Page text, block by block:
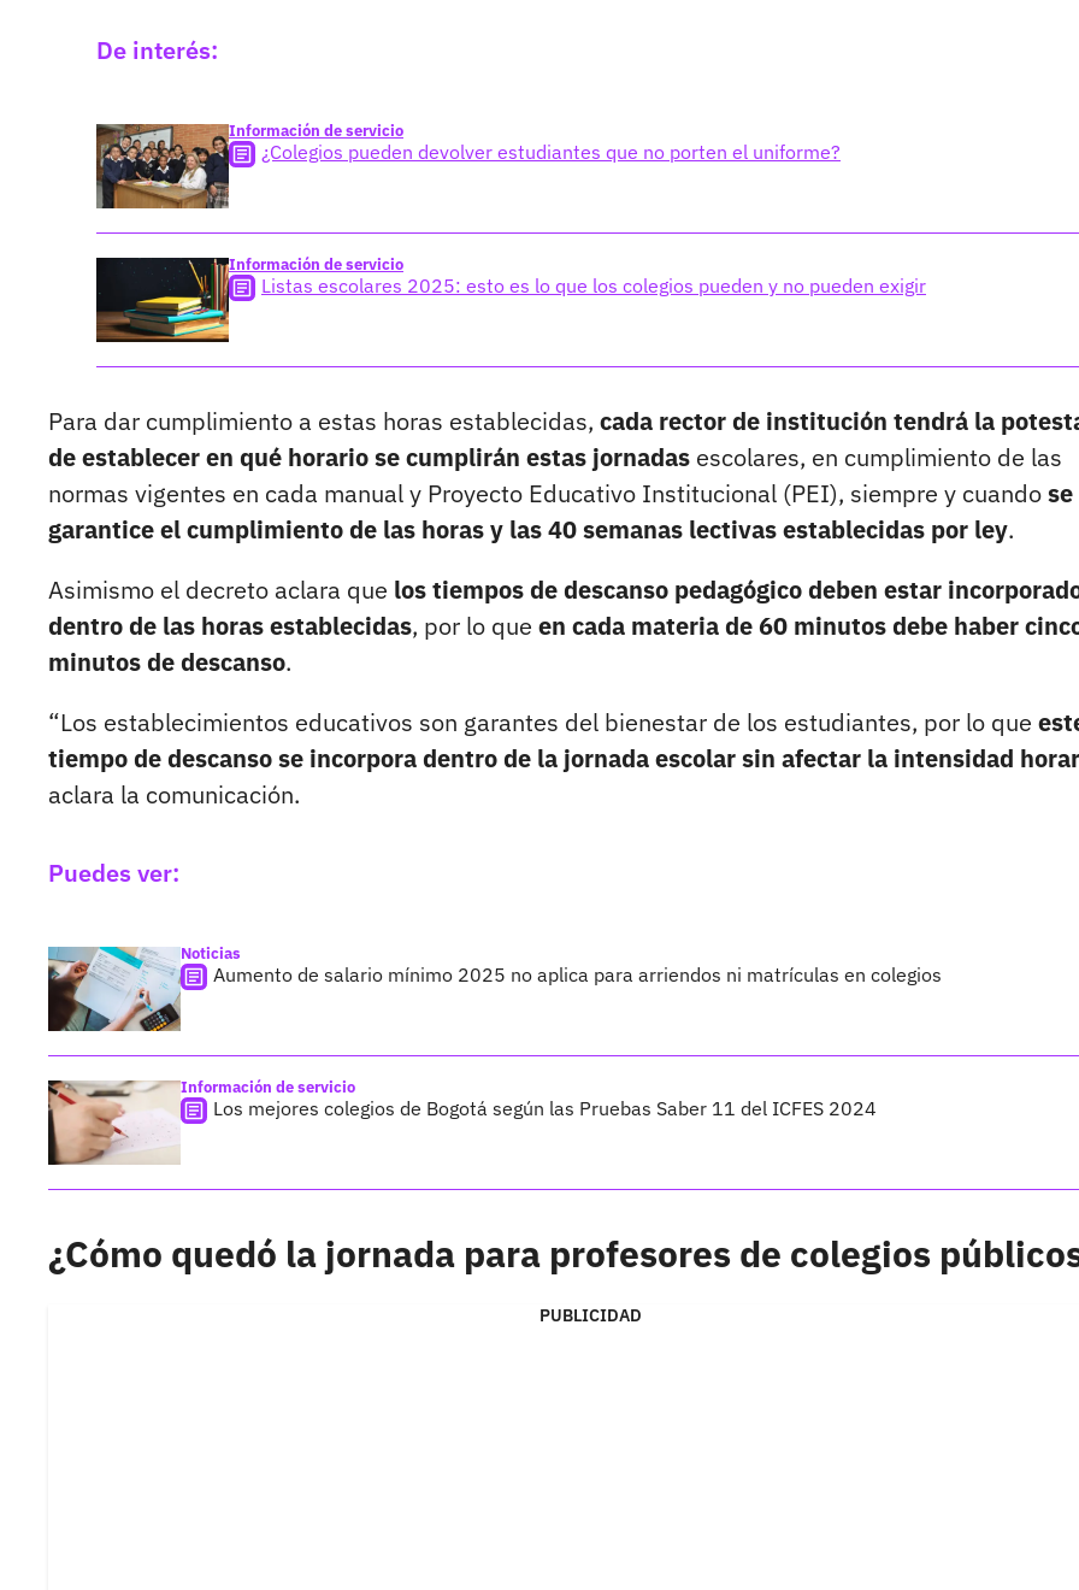
De interés:
Información de servicio
¿Colegios pueden devolver estudiantes que no porten el uniforme?
Información de servicio
Listas escolares 2025: esto es lo que los colegios pueden y no pueden exigir
Para dar cumplimiento a estas horas establecidas, cada rector de institución tendrá la
de establecer en qué horario se cumplirán estas jornadas escolares, en cumplimiento de las
normas vigentes en cada manual y Proyecto Educativo Institucional (PEI), siempre y cuandose
garantice el cumplimiento de las horas y las 40 semanas lectivas establecidas por ley.
Asimismo el decreto aclara que los tiempos de descanso pedagógico deben estar
dentro de las horas establecidas, por lo que en cada materia de 60 minutos debe haber
minutos de descanso.
“Los establecimientos educativos son garantes del bienestar de los estudiantes, por lo que
tiempo de descanso se incorpora dentro de la jornada escolar sin afectar la intensidad
aclara la comunicación.
Puedes ver:
Noticias
Aumento de salario mínimo 2025 no aplica para arriendos ni matrículas en colegios
Información de servicio
Los mejores colegios de Bogotá según las Pruebas Saber 11 del ICFES 2024
¿Cómo quedó la jornada para profesores de colegios
PUBLICIDAD